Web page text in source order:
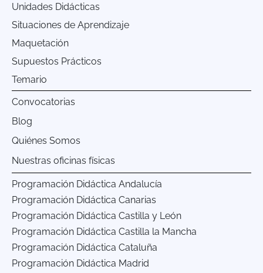
Unidades Didácticas
Situaciones de Aprendizaje
Maquetación
Supuestos Prácticos
Temario
Programación Didáctica Andalucía
Programación Didáctica Canarias
Programación Didáctica Castilla y León
Programación Didáctica Castilla la Mancha
Programación Didáctica Cataluña
Programación Didáctica Madrid
Convocatorias
Blog
Quiénes Somos
Nuestras oficinas físicas